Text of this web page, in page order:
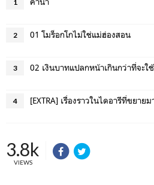
1
2 01 โมร็อกโกไม่ใช่แม่ฮ่องสอน
3
4
3.8k
VIEWS